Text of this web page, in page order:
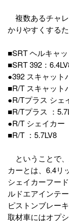
複数あるチャ
かりやすくする
■SRT ヘルキャ
■SRT 392：
●392 スキャット
■R/T スキャット
●R/Tプラス シェ
■R/Tプラス ：
●R/T シェイカー
■R/T ：5.7LV8
ということで
カーとは、6.4リ
シェイカーフー
ルドエアインテ
ピストンブレー
取材車にはオプ